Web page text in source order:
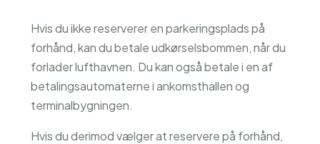
Hvis du ikke reserverer en parkeringsplads på
forhånd, kan du betale udkørselsbommen, når du
forlader lufthavnen. Du kan også betale i en af
betalingsautomaterne i ankomsthallen og
terminalbygningen.
Hvis du derimod vælger at reservere på forhånd,